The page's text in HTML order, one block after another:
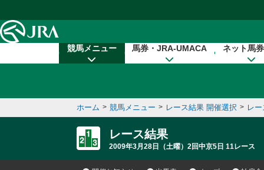
競馬メニュー 馬券・JRA-UMACA ネット馬
ホーム > 競馬メニュー > レース結果 開催選択 > レ
レース結果
2009年3月28日（土曜）2回中京5日 11レース